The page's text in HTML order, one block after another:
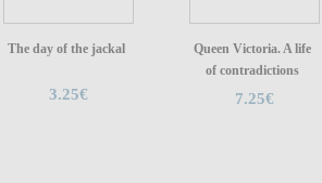
The day of the jackal
3.25€
Queen Victoria. A life
of contradictions
7.25€